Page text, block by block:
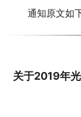
通知原文如
关于2019年